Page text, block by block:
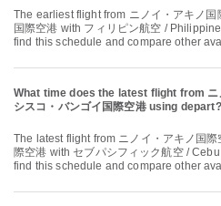
The earliest flight from ニノイ・アキノ国際空港 to フランシスコ・バンゴイ
国際空港 with フィリピン航空 /
find this schedule and compare other
What time does the latest flight from ニ
シスコ・バンゴイ国際空港 using depart?
The latest flight from ニノイ・アキノ国際空港 to フランシスコ・バンゴイ国
際空港 with セブパシフィック航空 /
find this schedule and compare other